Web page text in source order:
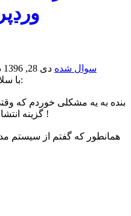
سوال شده دی 28, 1396
​با سلام از توجه شما و پاسخ های خوبتون:
بنده به یه مشکلی خوردم که
گزینه انتشار رو می زنم متاسفانه کار نمی کنه !
همانطور که گفتم از سیستم